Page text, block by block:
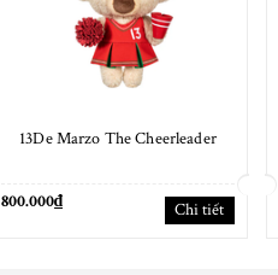
13De Marzo The Cheerleader
800.000₫ Chi tiết